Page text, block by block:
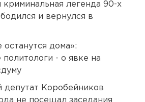
криминальная легенда 90-х
и вернулся в
дома»:
- о явке на
депутат Коробейников
не посещал заседания